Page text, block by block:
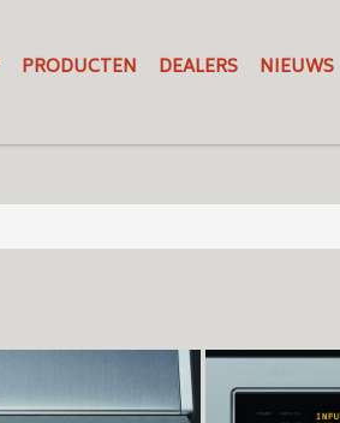
PRODUCTEN DEALERS NIEUWS